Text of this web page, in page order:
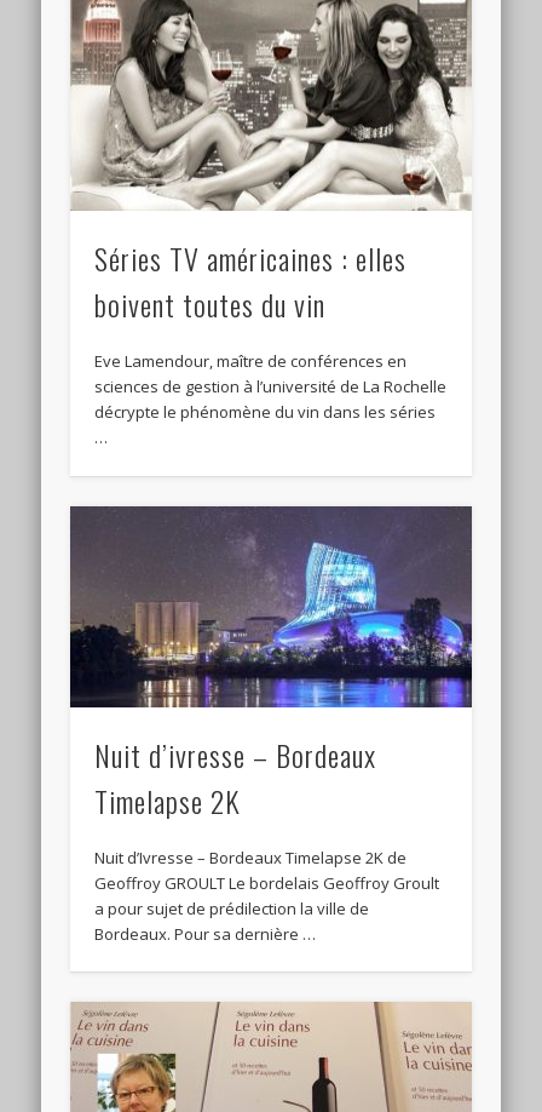
Séries TV américaines : elles
boivent toutes du vin
Eve Lamendour, maître de conférences en
sciences de gestion à l’université de La Rochelle
décrypte le phénomène du vin dans les séries
…
Nuit d’ivresse – Bordeaux
Timelapse 2K
Nuit d’Ivresse – Bordeaux Timelapse 2K de
Geoffroy GROULT Le bordelais Geoffroy Groult
a pour sujet de prédilection la ville de
Bordeaux. Pour sa dernière …